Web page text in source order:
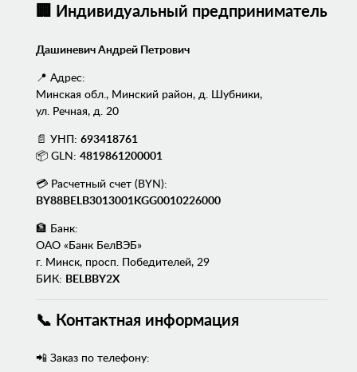
🏢 Индивидуальный предприниматель
Дашиневич Андрей Петрович
📍 Адрес:
Минская обл., Минский район, д. Шубники,
ул. Речная, д. 20
📄 УНП: 693418761
📦 GLN: 4819861200001
💳 Расчетный счет (BYN):
BY88BELB3013001KGG0010226000
🏦 Банк:
ОАО «Банк БелВЭБ»
г. Минск, просп. Победителей, 29
БИК: BELBBY2X
📞 Контактная информация
📲 Заказ по телефону: